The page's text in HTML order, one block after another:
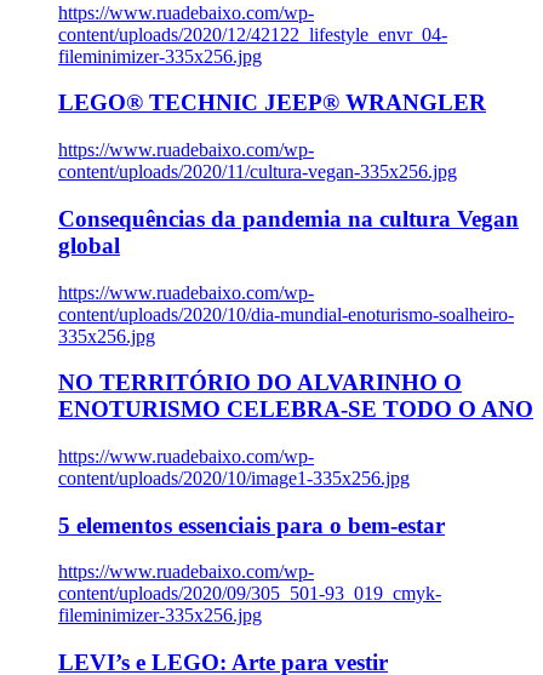
https://www.ruadebaixo.com/wp-
content/uploads/2020/12/42122_lifestyle_envr_04-
fileminimizer-335x256.jpg
LEGO® TECHNIC JEEP® WRANGLER
https://www.ruadebaixo.com/wp-
content/uploads/2020/11/cultura-vegan-335x256.jpg
Consequências da pandemia na cultura Vegan
global
https://www.ruadebaixo.com/wp-
content/uploads/2020/10/dia-mundial-enoturismo-soalheiro-
335x256.jpg
NO TERRITÓRIO DO ALVARINHO O
ENOTURISMO CELEBRA-SE TODO O ANO
https://www.ruadebaixo.com/wp-
content/uploads/2020/10/image1-335x256.jpg
5 elementos essenciais para o bem-estar
https://www.ruadebaixo.com/wp-
content/uploads/2020/09/305_501-93_019_cmyk-
fileminimizer-335x256.jpg
LEVI’s e LEGO: Arte para vestir